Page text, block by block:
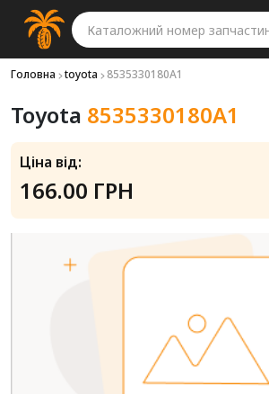
Головна toyota 8535330180A1
Toyota 8535330180A1
Ціна від:
166.00 ГРН